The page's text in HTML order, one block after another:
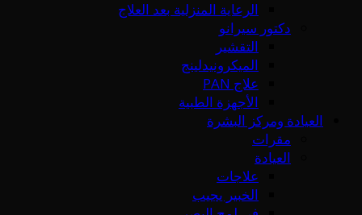
الرعاية المنزلية بعد العلاج
دكتور سيرانو
التقشير
الميكرونيدلينج
علاج PAN
الأجهزة الطبية
العيادة ومركز البشرة
مقرات
العيادة
علاجات
الخبير يجيب